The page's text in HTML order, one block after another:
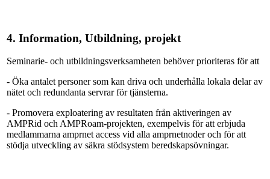
4. Information, Utbildning, projekt
Seminarie- och utbildningsverksamheten behöver prioriteras för att
- Öka antalet personer som kan driva och underhålla lokala delar av
nätet och redundanta servrar för tjänsterna.
- Promovera exploatering av resultaten från aktiveringen av
AMPRid och AMPRoam-projekten, exempelvis för att erbjuda
medlammarna amprnet access vid alla amprnetnoder och för att
stödja utveckling av säkra stödsystem beredskapsövningar.